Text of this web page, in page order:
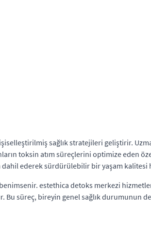
sağlık stratejileri geliştirir.
toksin atım süreçlerini optimize eden
dahil ederek sürdürülebilir bir yaşam kalitesi
estethica detoks merkezi
Bu süreç, bireyin genel sağlık durumunun